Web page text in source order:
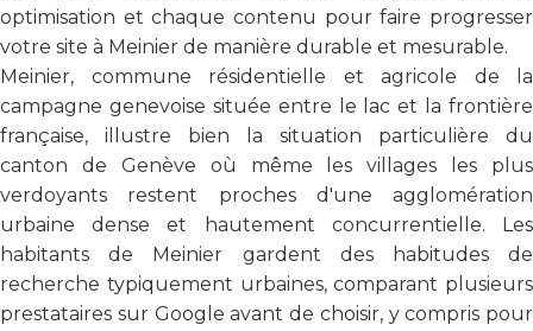
optimisation et chaque contenu pour faire progresser
votre site à Meinier de manière durable et mesurable.
Meinier, commune résidentielle et agricole de la
campagne genevoise située entre le lac et la frontière
française, illustre bien la situation particulière du
canton de Genève où même les villages les plus
verdoyants restent proches d'une agglomération
urbaine dense et hautement concurrentielle. Les
habitants de Meinier gardent des habitudes de
recherche typiquement urbaines, comparant plusieurs
prestataires sur Google avant de choisir, y compris pour